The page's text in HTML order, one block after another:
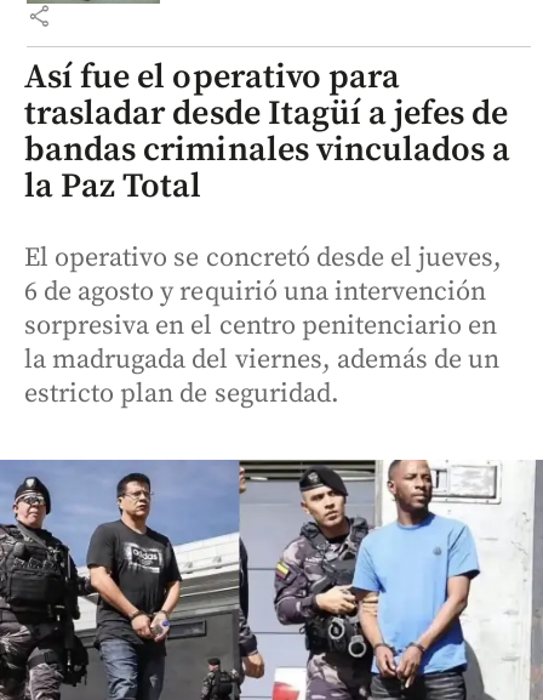
share
Así fue el operativo para
trasladar desde Itagüí a jefes de
bandas criminales vinculados a
la Paz Total
El operativo se concretó desde el jueves,
6 de agosto y requirió una intervención
sorpresiva en el centro penitenciario en
la madrugada del viernes, además de un
estricto plan de seguridad.